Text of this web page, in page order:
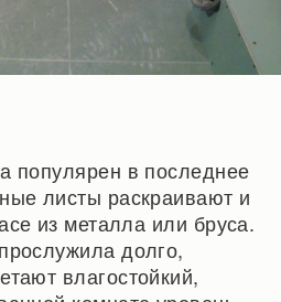
популярен в последнее
листы раскраивают и
из металла или бруса.
долго,
влагостойкий,